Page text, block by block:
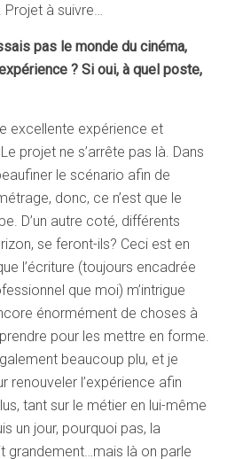
Projet à suivre…
pas le monde du cinéma,
? Si oui, à quel poste,
excellente expérience et
projet ne s’arrête pas là. Dans
le scénario afin de
donc, ce n’est que le
D’un autre coté, différents
se feront-ils? Ceci est en
l’écriture (toujours encadrée
que moi) m’intrigue
énormément de choses à
pour les mettre en forme.
beaucoup plu, et je
l’expérience afin
tant sur le métier en lui-même
un jour, pourquoi pas, la
grandement…mais là on parle